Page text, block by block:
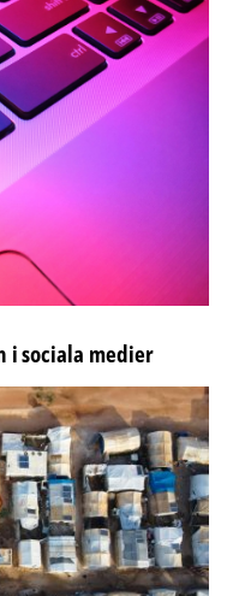
i sociala medier